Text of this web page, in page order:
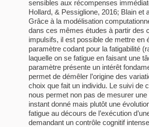
sensibles aux récompenses
Hollard, & Pessiglione, 2016; Blain et
Grâce à la modélisation
dans ces mêmes études à partir des
impulsifs, il est possible de mettre en
paramètre codant pour la fatigabilité
laquelle on se fatigue en faisant une
paramètre présente un intérêt
permet de démêler l’origine des
choix que fait un individu. Le suivi de
nous permet non pas de mesurer une
instant donné mais plutôt une
fatigue au décours de l’exécution
demandant un contrôle cognitif